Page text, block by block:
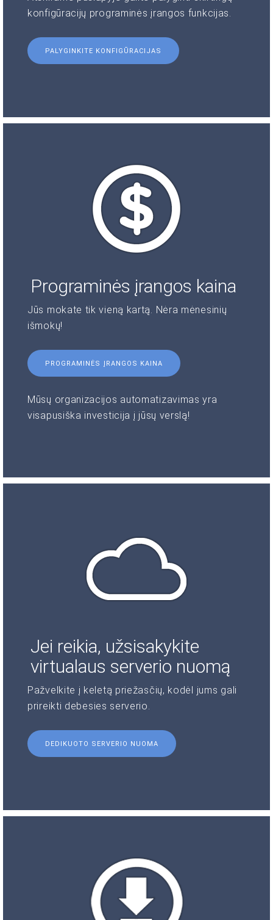
konfigūracijų programinės įrangos funkcijas.
PALYGINKITE KONFIGŪRACIJAS
Programinės įrangos kaina
Jūs mokate tik vieną kartą. Nėra mėnesinių
išmokų!
PROGRAMINĖS ĮRANGOS KAINA
Mūsų organizacijos automatizavimas yra
visapusiška investicija į jūsų verslą!
Jei reikia, užsisakykite
virtualaus serverio nuomą
Pažvelkite į keletą priežasčių, kodėl jums gali
prireikti debesies serverio.
DEDIKUOTO SERVERIO NUOMA